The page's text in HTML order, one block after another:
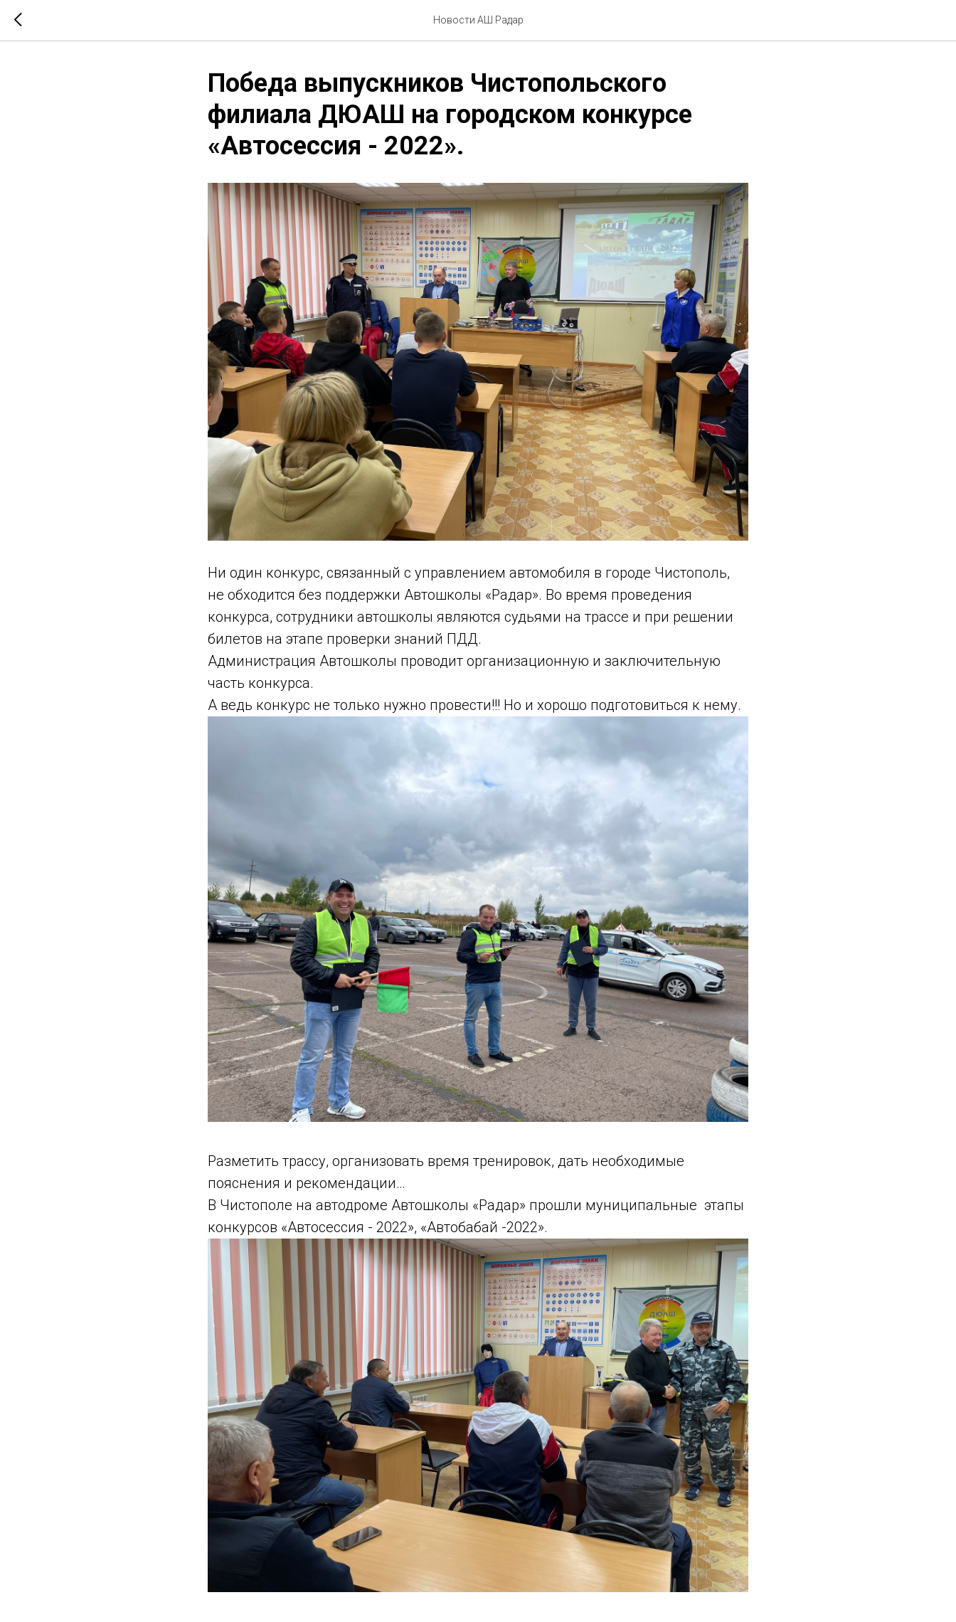
Новости АШ Радар
Победа выпускников Чистопольского
филиала ДЮАШ на городском конкурсе
«Автосессия - 2022».
Ни один конкурс, связанный с управлением автомобиля в городе Чистополь,
не обходится без поддержки Автошколы «Радар». Во время проведения
конкурса, сотрудники автошколы являются судьями на трассе и при решении
билетов на этапе проверки знаний ПДД.
Администрация Автошколы проводит организационную и заключительную
часть конкурса.
А ведь конкурс не только нужно провести!!! Но и хорошо подготовиться к нему.
Разметить трассу, организовать время тренировок, дать необходимые
пояснения и рекомендации…
В Чистополе на автодроме Автошколы «Радар» прошли муниципальные этапы
конкурсов «Автосессия - 2022», «Автобабай -2022».